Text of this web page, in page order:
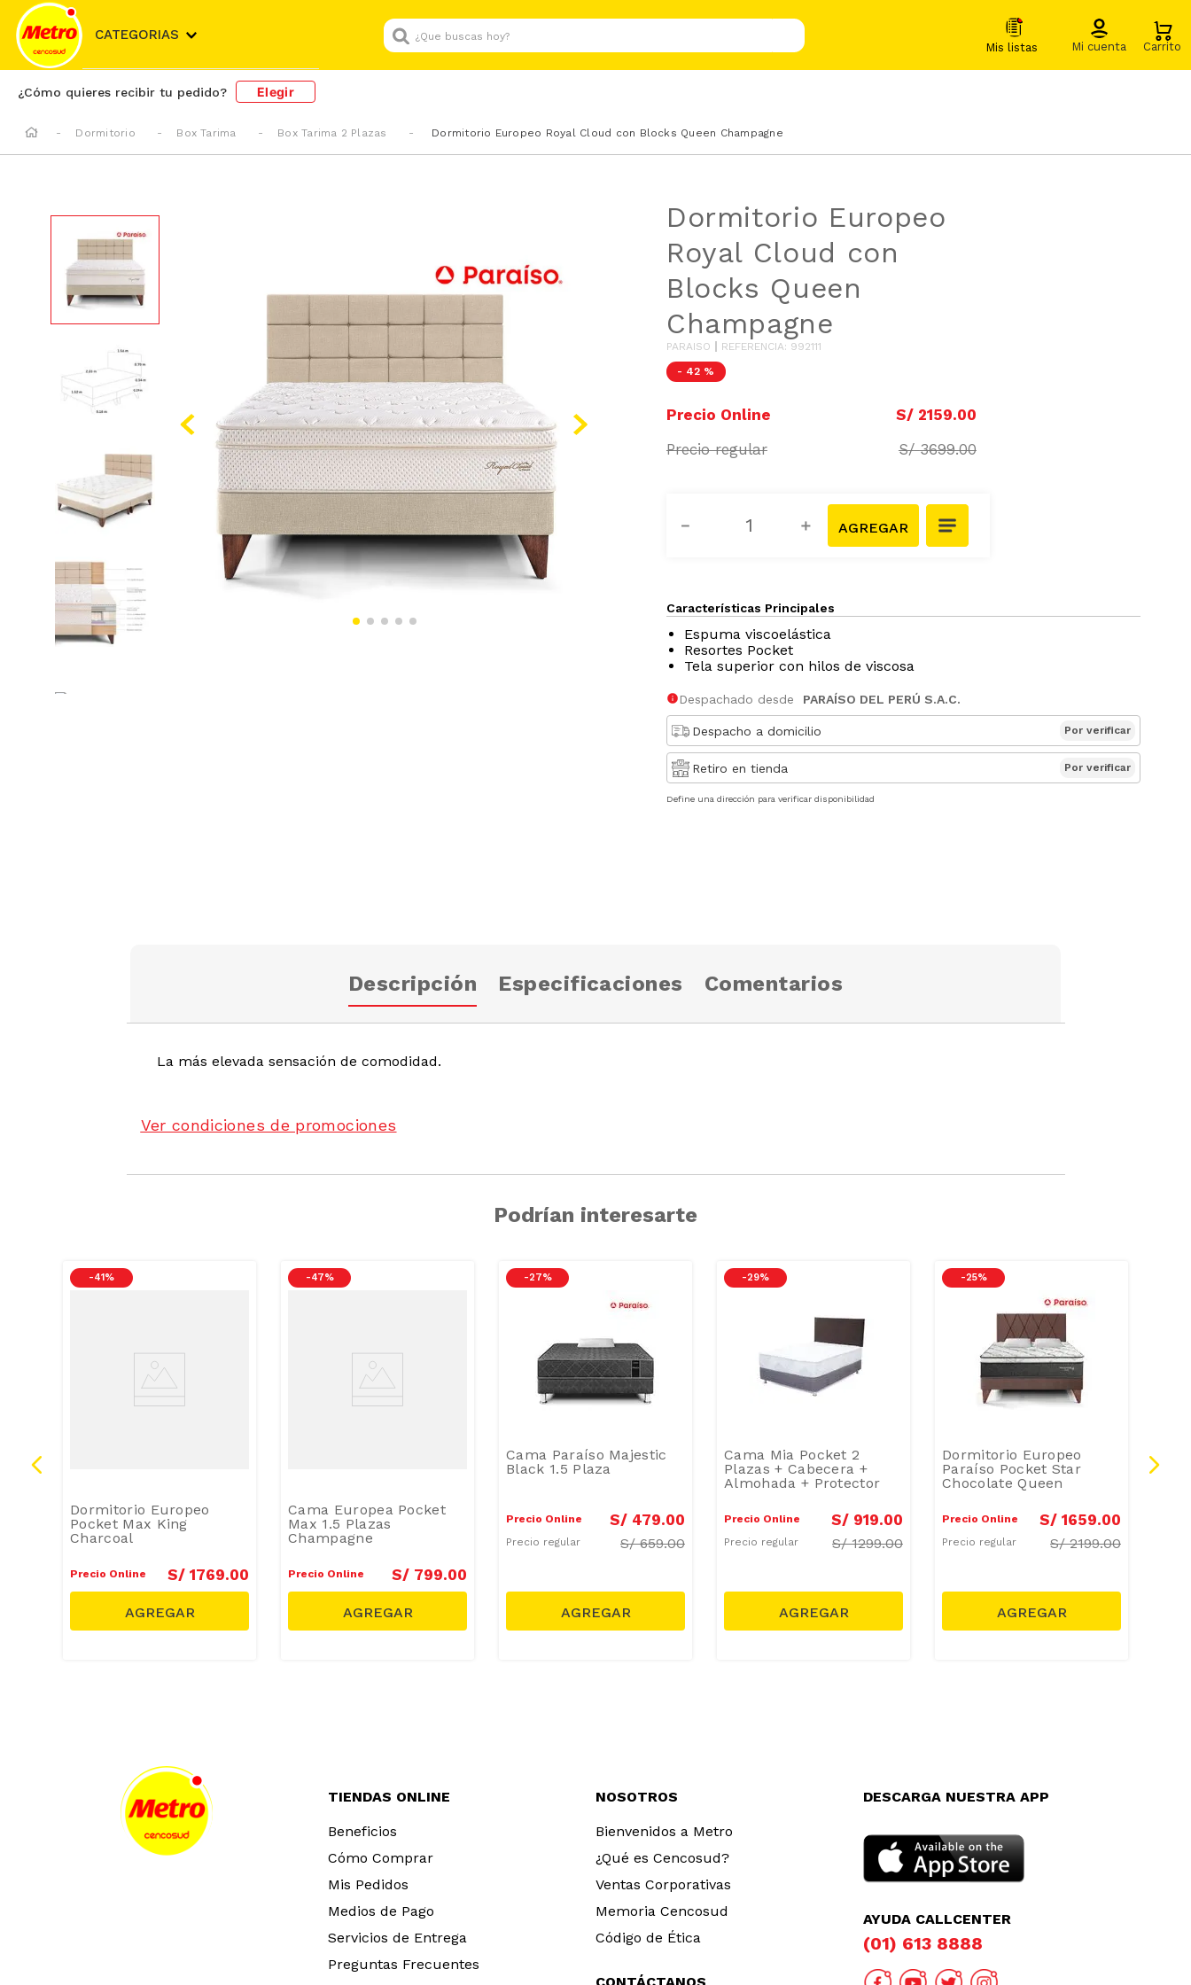
CATEGORIAS
¿Que buscas hoy?
¿Cómo quieres recibir tu pedido? Elegir
Dormitorio Box Tarima Box Tarima 2 Plazas Dormitorio Europeo Royal Cloud con Blocks Queen Champagne
Dormitorio Europeo
Royal Cloud con
Blocks Queen
Champagne
PARAISO REFERENCIA: 992111
- 42 %
S/ 2159.00
S/ 3699.00
＋
－
Características Principales
Espuma viscoelástica
Resortes Pocket
Tela superior con hilos de viscosa
Despachado desde PARAÍSO DEL PERÚ S.A.C.
Despacho a domicilio Por verificar
Retiro en tienda Por verificar
Define una dirección para verificar disponibilidad
Descripción Especificaciones Comentarios
La más elevada sensación de comodidad.
Ver condiciones de promociones
Podrían interesarte
-41 %
Dormitorio Europeo
Pocket Max King
Charcoal
Precio Online S/ 1769.00
Precio regular 2999.00
-47 %
Cama Europea Pocket
Max 1.5 Plazas
Champagne
Precio Online S/ 799.00
Precio regular 1499.00
-27 %
Cama Paraíso Majestic
Black 1.5 Plaza
Precio Online S/ 479.00
Precio regular S/659.00
-29 %
Cama Mia Pocket 2
Plazas + Cabecera +
Almohada + Protector
Precio Online S/ 919.00
Precio regular S/1299.00
-25 %
Dormitorio Europeo
Paraíso Pocket Star
Chocolate Queen
Precio Online S/ 1659.00
Precio regular S/2199.00
TIENDAS ONLINE
Beneficios
Cómo Comprar
Mis Pedidos
Medios de Pago
Servicios de Entrega
Preguntas Frecuentes
NOSOTROS
Bienvenidos a Metro
¿Qué es Cencosud?
Ventas Corporativas
Memoria Cencosud
Código de Ética
DESCARGA NUESTRA APP
AYUDA CALLCENTER
(01) 613 8888